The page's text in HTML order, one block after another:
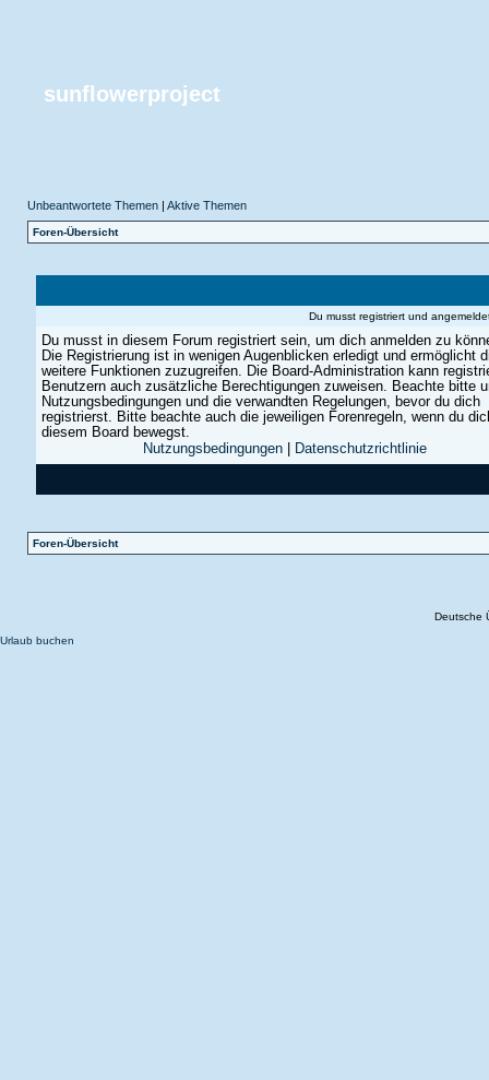
sunflowerproject
Unbeantwortete Themen| Aktive Themen
Foren-Übersicht
Du musst registriert und
Du musst in diesem Forum registriert sein, um dich anmelden zu
Die Registrierung ist in wenigen Augenblicken erledigt und ermöglicht
weitere Funktionen zuzugreifen. Die Board-Administration kann
Benutzern auch zusätzliche Berechtigungen zuweisen. Beachte bitte
Nutzungsbedingungen und die verwandten Regelungen, bevor du dich
registrierst. Bitte beachte auch die jeweiligen Forenregeln, wenn du
diesem Board bewegst.
Nutzungsbedingungen
Datenschutzrichtlinie
Foren-Übersicht
Deutsche
Urlaub buchen